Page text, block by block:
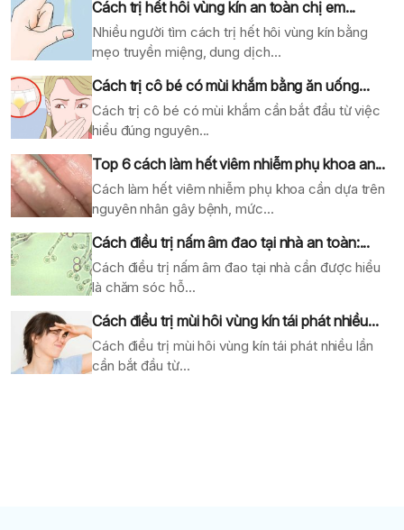
Cách trị hết hôi vùng kín an toàn chị em...
Nhiều người tìm cách trị hết hôi vùng kín bằng
mẹo truyền miệng, dung dịch...
Cách trị cô bé có mùi khắm bằng ăn uống...
Cách trị cô bé có mùi khắm cần bắt đầu từ việc
hiểu đúng nguyên...
Top 6 cách làm hết viêm nhiễm phụ khoa an...
Cách làm hết viêm nhiễm phụ khoa cần dựa trên
nguyên nhân gây bệnh, mức...
Cách điều trị nấm âm đao tại nhà an toàn:...
Cách điều trị nấm âm đao tại nhà cần được hiểu
là chăm sóc hỗ...
Cách điều trị mùi hôi vùng kín tái phát nhiều...
Cách điều trị mùi hôi vùng kín tái phát nhiều lần
cần bắt đầu từ...